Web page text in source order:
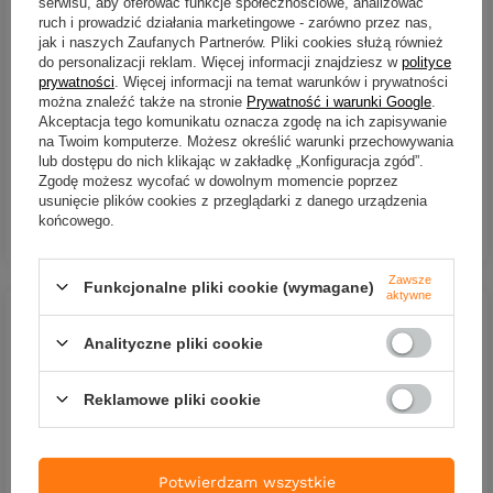
CL Swim N Jerk 13cm |
Herring
44,65 zł
Kup za: 1473.45 PKT punktów
Najniższa cena:
44,64 zł +1%
55,80 zł-20%
CL Swim N Jerk 13cm |
Firetiger
55,91 zł
Kup za: 1845.03PKT
Ilość produktów
DO KOSZYKA
OKAZJA
ruch i prowadzić działania marketingowe - zarówno przez nas,
jak i naszych Zaufanych Partnerów. Pliki cookies służą również
do personalizacji reklam. Więcej informacji znajdziesz w polityce
prywatności . Więcej informacji na temat warunków i prywatności
można znaleźć także na stronie Prywatność i warunki Google
Akceptacja tego komunikatu oznacza zgodę na ich zapisywanie
na Twoim komputerze. Możesz określić warunki przechowywania
lub dostępu do nich klikając w zakładkę „Konfiguracja zgód”.
Zgodę możesz wycofać w dowolnym momencie poprzez
usunięcie plików cookies z przeglądarki z danego urządzenia
końcowego.
Funkcjonalne pliki cookie (wymagane)
Zawsze
aktywne
Analityczne pliki cookie
Reklamowe pliki cookie
Potwierdzam wszystkie